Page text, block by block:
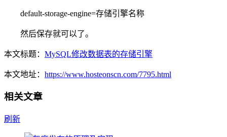
default-storage-engine=存储引擎名称
然后保存就可以了。
本文标题： MySQL修改数据表的存储引擎
本文地址： https://www.hosteonscn.com/7795.html
相关文章
刷新